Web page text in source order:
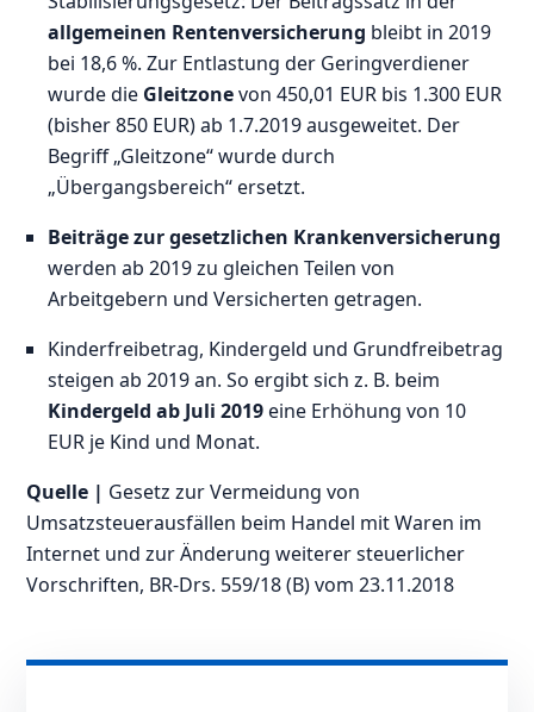
allgemeinen Rentenversicherung bleibt in 2019
bei 18,6 %. Zur Entlastung der Geringverdiener
wurde die Gleitzonevon 450,01 EUR bis 1.300 EUR
(bisher 850 EUR) ab 1.7.2019 ausgeweitet. Der
Begriff „Gleitzone“ wurde durch
„Übergangsbereich“ ersetzt.
Beiträge zur gesetzlichen Krankenversicherung
werden ab 2019 zu gleichen Teilen von
Arbeitgebern und Versicherten getragen.
Kinderfreibetrag, Kindergeld und Grundfreibetrag
steigen ab 2019 an. So ergibt sich z. B. beim
Kindergeld ab Juli 2019eine Erhöhung von 10
EUR je Kind und Monat.
Quelle | Gesetz zur Vermeidung von
Umsatzsteuerausfällen beim Handel mit Waren im
Internet und zur Änderung weiterer steuerlicher
Vorschriften, BR-Drs. 559/18 (B) vom 23.11.2018